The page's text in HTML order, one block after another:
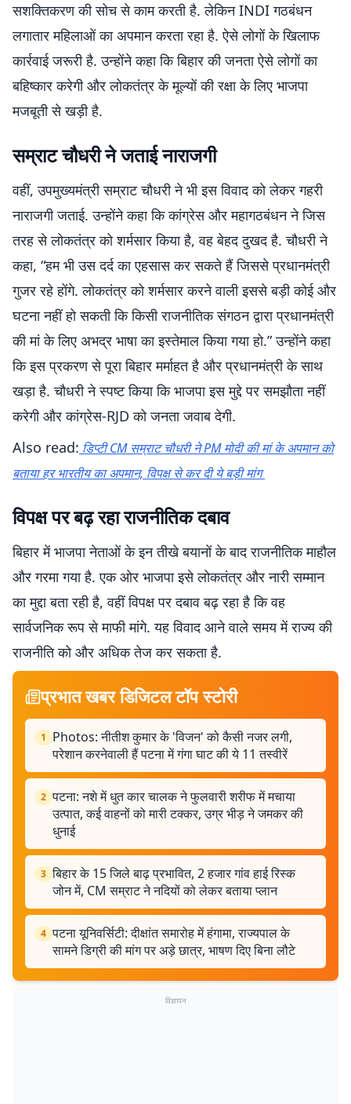
सशक्तिकरण की सोच से काम करती है. लेकिन INDI गठबंधन
लगातार महिलाओं का अपमान करता रहा है. ऐसे लोगों के खिलाफ
कार्रवाई जरूरी है. उन्होंने कहा कि बिहार की जनता ऐसे लोगों का
बहिष्कार करेगी और लोकतंत्र के मूल्यों की रक्षा के लिए भाजपा
मजबूती से खड़ी है.
सम्राट चौधरी ने जताई नाराजगी
वहीं, उपमुख्यमंत्री सम्राट चौधरी ने भी इस विवाद को लेकर गहरी
नाराजगी जताई. उन्होंने कहा कि कांग्रेस और महागठबंधन ने जिस
तरह से लोकतंत्र को शर्मसार किया है, वह बेहद दुखद है. चौधरी ने
कहा, “हम भी उस दर्द का एहसास कर सकते हैं जिससे प्रधानमंत्री
गुजर रहे होंगे. लोकतंत्र को शर्मसार करने वाली इससे बड़ी कोई और
घटना नहीं हो सकती कि किसी राजनीतिक संगठन द्वारा प्रधानमंत्री
की मां के लिए अभद्र भाषा का इस्तेमाल किया गया हो.” उन्होंने कहा
कि इस प्रकरण से पूरा बिहार मर्माहत है और प्रधानमंत्री के साथ
खड़ा है. चौधरी ने स्पष्ट किया कि भाजपा इस मुद्दे पर समझौता नहीं
करेगी और कांग्रेस-RJD को जनता जवाब देगी.
Also read: डिप्टी CM सम्राट चौधरी ने PM मोदी की मां के अपमान को
बताया हर भारतीय का अपमान, विपक्ष से कर दी ये बड़ी मांग
विपक्ष पर बढ़ रहा राजनीतिक दबाव
बिहार में भाजपा नेताओं के इन तीखे बयानों के बाद राजनीतिक माहौल
और गरमा गया है. एक ओर भाजपा इसे लोकतंत्र और नारी सम्मान
का मुद्दा बता रही है, वहीं विपक्ष पर दबाव बढ़ रहा है कि वह
सार्वजनिक रूप से माफी मांगे. यह विवाद आने वाले समय में राज्य की
राजनीति को और अधिक तेज कर सकता है.
प्रभात खबर डिजिटल टॉप स्टोरी
1
Photos: नीतीश कुमार के 'विजन' को कैसी नजर लगी,
परेशान करनेवाली हैं पटना में गंगा घाट की ये 11 तस्वीरें
2 पटना: नशे में धुत कार चालक ने फुलवारी शरीफ में मचाया
उत्पात, कई वाहनों को मारी टक्कर, उग्र भीड़ ने जमकर की
धुनाई
3 बिहार के 15 जिले बाढ़ प्रभावित, 2 हजार गांव हाई रिस्क
जोन में, CM सम्राट ने नदियों को लेकर बताया प्लान
4 पटना यूनिवर्सिटी: दीक्षांत समारोह में हंगामा, राज्यपाल के
सामने डिग्री की मांग पर अड़े छात्र, भाषण दिए बिना लौटे
विज्ञापन